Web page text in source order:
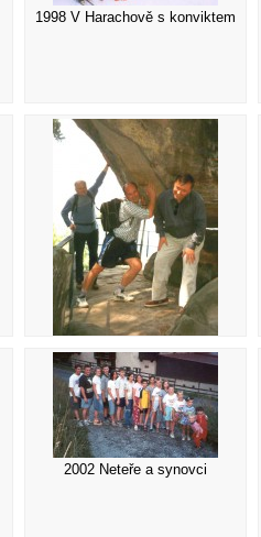
1998 V Harachově s konviktem
2000 S Kájou a Michalem
2002 Neteře a synovci